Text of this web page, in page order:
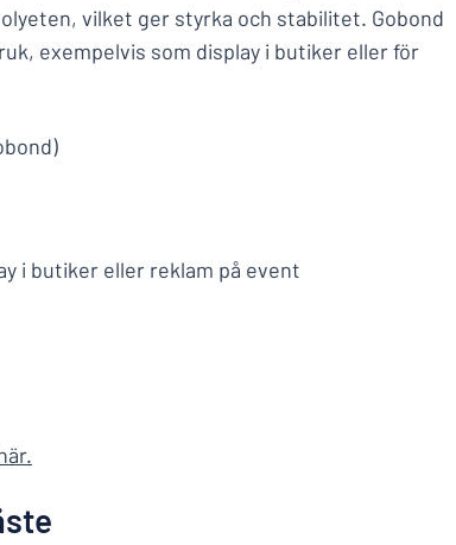
vilket ger styrka och stabilitet. Gobond
exempelvis som display i butiker eller för
i butiker eller reklam på event
.